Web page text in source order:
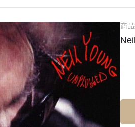
(NU) Classic Rock 經典搖滾
(NU) Classical 古典樂
(NU) Electronic 電子樂
(NU) Funk, Soul 放克＆靈魂
(NU) Hard Rock 硬搖滾
(NU) Hip Hop 嘻哈
(NU) J-Pop 日本流行
(NU) Jazz 爵士
(SC) Blues 藍調
(SC) City Pop
(SC) Classic
(SC) Classical 古
(SC) Country 鄉村
(SC) Electronic 電
(SC) Funk, Soul
(SC) Fusion 融合
商品